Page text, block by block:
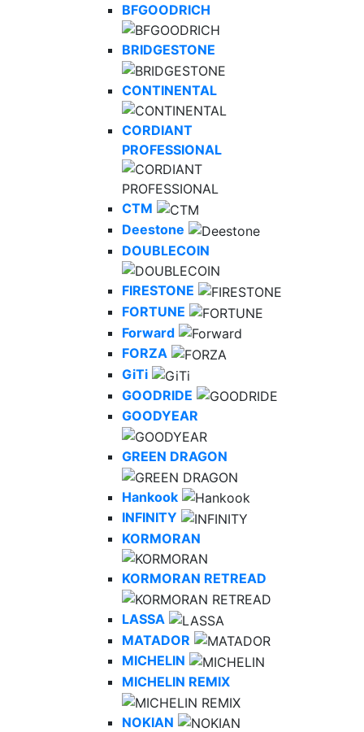
BFGOODRICH
BRIDGESTONE
CONTINENTAL
CORDIANT
PROFESSIONAL
CTM
Deestone
DOUBLECOIN
FIRESTONE
FORTUNE
Forward
FORZA
GiTi
GOODRIDE
GOODYEAR
GREEN DRAGON
Hankook
INFINITY
KORMORAN
KORMORAN RETREAD
LASSA
MATADOR
MICHELIN
MICHELIN REMIX
NOKIAN